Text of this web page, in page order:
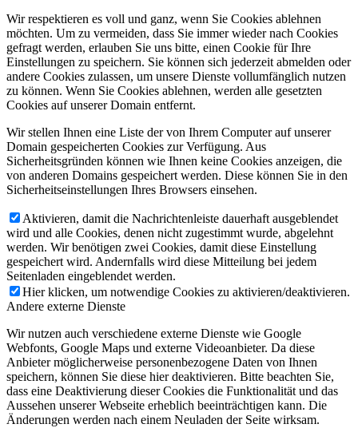
Wir respektieren es voll und ganz, wenn Sie Cookies ablehnen
möchten. Um zu vermeiden, dass Sie immer wieder nach Cookies
gefragt werden, erlauben Sie uns bitte, einen Cookie für Ihre
Einstellungen zu speichern. Sie können sich jederzeit abmelden oder
andere Cookies zulassen, um unsere Dienste vollumfänglich nutzen
zu können. Wenn Sie Cookies ablehnen, werden alle gesetzten
Cookies auf unserer Domain entfernt.
Wir stellen Ihnen eine Liste der von Ihrem Computer auf unserer
Domain gespeicherten Cookies zur Verfügung. Aus
Sicherheitsgründen können wie Ihnen keine Cookies anzeigen, die
von anderen Domains gespeichert werden. Diese können Sie in den
Sicherheitseinstellungen Ihres Browsers einsehen.
Aktivieren, damit die Nachrichtenleiste dauerhaft ausgeblendet
wird und alle Cookies, denen nicht zugestimmt wurde, abgelehnt
werden. Wir benötigen zwei Cookies, damit diese Einstellung
gespeichert wird. Andernfalls wird diese Mitteilung bei jedem
Seitenladen eingeblendet werden.
Hier klicken, um notwendige Cookies zu aktivieren/deaktivieren.
Andere externe Dienste
Wir nutzen auch verschiedene externe Dienste wie Google
Webfonts, Google Maps und externe Videoanbieter. Da diese
Anbieter möglicherweise personenbezogene Daten von Ihnen
speichern, können Sie diese hier deaktivieren. Bitte beachten Sie,
dass eine Deaktivierung dieser Cookies die Funktionalität und das
Aussehen unserer Webseite erheblich beeinträchtigen kann. Die
Änderungen werden nach einem Neuladen der Seite wirksam.